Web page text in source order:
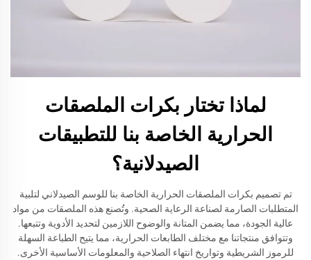
لماذا تختار بكرات الملصقات
الحرارية الخاصة بنا للتطبيقات
الصيدلانية؟
تم تصميم بكرات الملصقات الحرارية الخاصة بنا للوسم الصيدلاني لتلبية
المتطلبات الصارمة لصناعة الرعاية الصحية. وتُصنع هذه الملصقات من مواد
عالية الجودة، مما يضمن المتانة والوضوح اللازمين لتحديد الأدوية وتتبعها.
وتتوافق منتجاتنا مع مختلف الطابعات الحرارية، مما يتيح الطباعة السهلة
للرموز الشريطية وتواريخ انتهاء الصلاحية والمعلومات الأساسية الأخرى.